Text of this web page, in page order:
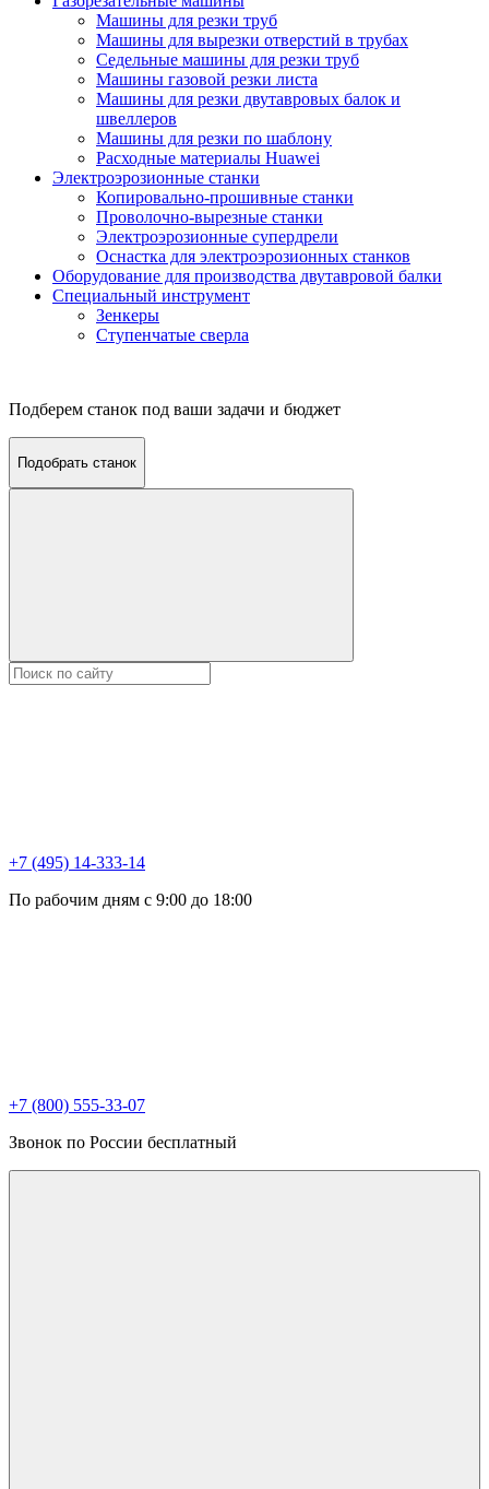
Машины для резки труб
Машины для вырезки отверстий в трубах
Седельные машины для резки труб
Машины газовой резки листа
Машины для резки двутавровых балок и
швеллеров
Машины для резки по шаблону
Расходные материалы Huawei
Электроэрозионные станки
Копировально-прошивные станки
Проволочно-вырезные станки
Электроэрозионные супердрели
Оснастка для электроэрозионных станков
Оборудование для производства двутавровой балки
Специальный инструмент
Зенкеры
Ступенчатые сверла
Подберем станок под ваши задачи и бюджет
Подобрать станок
+7 (495) 14-333-14
По рабочим дням с 9:00 до 18:00
+7 (800) 555-33-07
Звонок по России бесплатный